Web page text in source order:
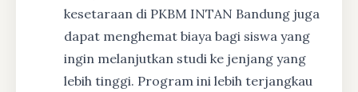
kesetaraan di PKBM INTAN Bandung juga
dapat menghemat biaya bagi siswa yang
ingin melanjutkan studi ke jenjang yang
lebih tinggi. Program ini lebih terjangkau